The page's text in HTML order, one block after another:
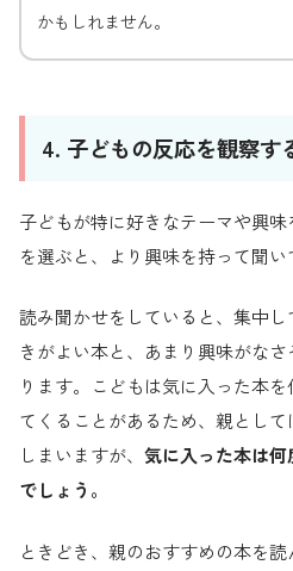
かもしれません。
4. 子どもの反応を観察す
子どもが特に好きなテーマや興
を選ぶと、より興味を持って聞い
読み聞かせをしていると、集中
きがよい本と、あまり興味がな
ります。こどもは気に入った本
てくることがあるため、親とし
しまいますが、 気に入った本は
でしょう。
ときどき、親のおすすめの本を